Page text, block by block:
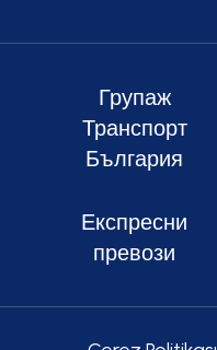
Групаж
Транспорт
България
Експресни
превози